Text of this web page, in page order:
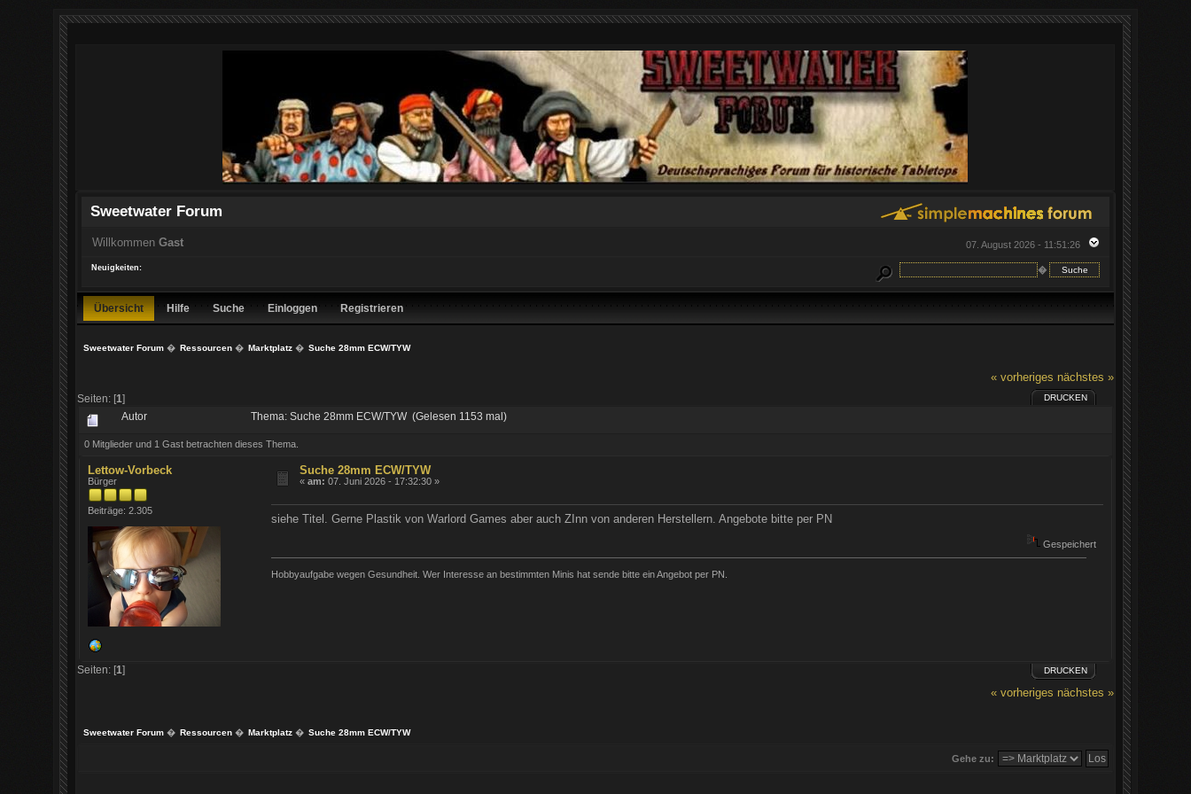
Sweetwater Forum
07. August 2026 - 11:51:26
Willkommen Gast
�
Neuigkeiten:
Übersicht Hilfe Suche Einloggen Registrieren
Sweetwater Forum� Ressourcen� Marktplatz� Suche 28mm ECW/TYW
« vorheriges nächstes »
Seiten: [1] DRUCKEN
Autor Thema: Suche 28mm ECW/TYW (Gelesen 1153 mal)
0 Mitglieder und 1 Gast betrachten dieses Thema.
Lettow-Vorbeck
Bürger
Beiträge: 2.305
Suche 28mm ECW/TYW
«am: 07. Juni 2026 - 17:32:30 »
siehe Titel. Gerne Plastik von Warlord Games aber auch ZInn von anderen Herstellern. Angebote bitte per PN
Gespeichert
Hobbyaufgabe wegen Gesundheit. Wer Interesse an bestimmten Minis hat sende bitte ein Angebot per PN.
DRUCKEN
Seiten: [1]
« vorheriges nächstes »
Sweetwater Forum� Ressourcen� Marktplatz� Suche 28mm ECW/TYW
Gehe zu: